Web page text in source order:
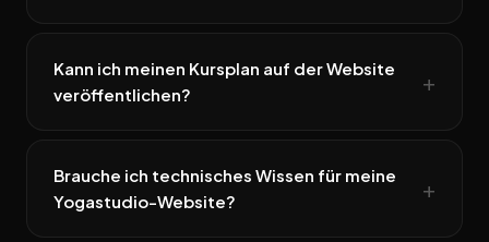
Kann ich meinen Kursplan auf der Website
veröffentlichen?
Brauche ich technisches Wissen für meine
Yogastudio-Website?